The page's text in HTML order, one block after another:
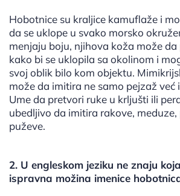
Hobotnice su kraljice kamuflaže i
da se uklope u svako morsko
menjaju boju, njihova koža može
kako bi se uklopila sa okolinom i
svoj oblik bilo kom objektu.
može da imitira ne samo pejzaž već
Ume da pretvori ruke u krljušti ili
ubedljivo da imitira rakove, meduze,
puževe.
2. U engleskom jeziku ne znaju
ispravna možina imenice